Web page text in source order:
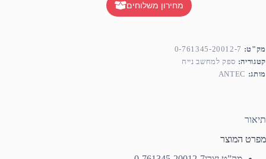
מחירון משלוחים
מק"ט: 0-761345-20012-7
קטגוריה: ספק למחשב נייח
מותג: ANTEC
תיאור
מפרט המוצר